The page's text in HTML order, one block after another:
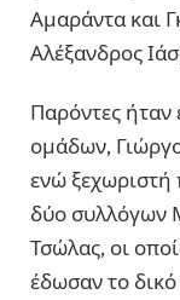
Αμαράντακαι
Αλέξανδρος
Παρόντες ήταν
ομάδων,
ενώ ξεχωριστή
δύο συλλόγων
Τσώλας, οι
έδωσαν το δικό